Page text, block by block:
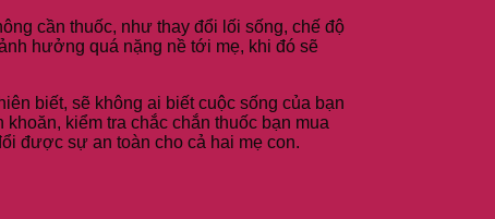
cần thuốc, như thay đổi lối sống, chế độ
hưởng quá nặng nề tới mẹ, khi đó sẽ
biết, sẽ không ai biết cuộc sống của bạn
kiểm tra chắc chắn thuốc bạn mua
được sự an toàn cho cả hai mẹ con.